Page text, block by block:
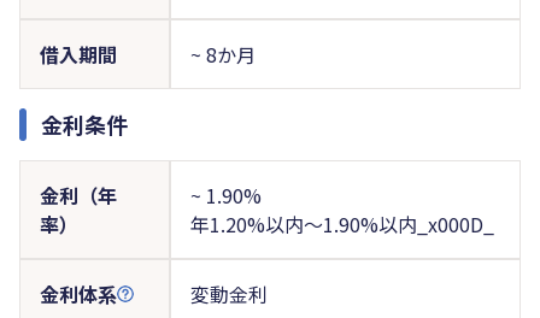
借入期間 ~ 8か月
金利条件
金利（年
率）
~ 1.90%
年1.20%以内～1.90%以内_x000D_
金利体系 変動金利